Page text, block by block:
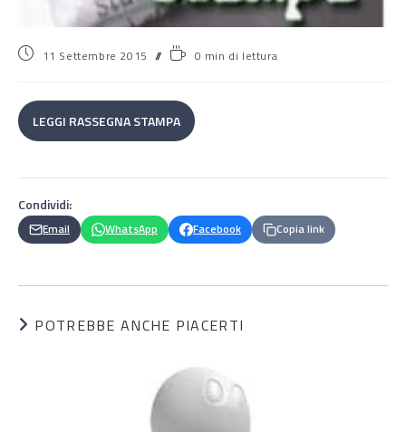
11 Settembre 2015 0 min di lettura
LEGGI RASSEGNA STAMPA
Condividi:
Email WhatsApp Facebook Copia link
POTREBBE ANCHE PIACERTI